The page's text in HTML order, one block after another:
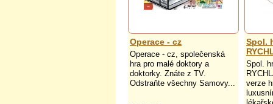
Operace - cz
Operace - cz, společenská
hra pro malé doktory a
doktorky. Znáte z TV.
Odstraňte všechny Samovy...
Spol.
Spol.
verze